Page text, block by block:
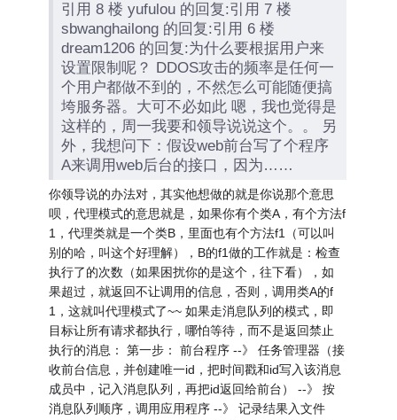
引用 8 楼 yufulou 的回复:引用 7 楼
sbwanghailong 的回复:引用 6 楼
dream1206 的回复:为什么要根据用户来
设置限制呢？ DDOS攻击的频率是任何一
个用户都做不到的，不然怎么可能随便搞
垮服务器。大可不必如此 嗯，我也觉得是
这样的，周一我要和领导说说这个。。 另
外，我想问下：假设web前台写了个程序
A来调用web后台的接口，因为……
你领导说的办法对，其实他想做的就是你说那个意思
呗，代理模式的意思就是，如果你有个类A，有个方法f
1，代理类就是一个类B，里面也有个方法f1（可以叫
别的哈，叫这个好理解），B的f1做的工作就是：检查
执行了的次数（如果困扰你的是这个，往下看），如
果超过，就返回不让调用的信息，否则，调用类A的f
1，这就叫代理模式了~~ 如果走消息队列的模式，即
目标让所有请求都执行，哪怕等待，而不是返回禁止
执行的消息： 第一步： 前台程序 --》 任务管理器（接
收前台信息，并创建唯一id，把时间戳和id写入该消息
成员中，记入消息队列，再把id返回给前台） --》 按
消息队列顺序，调用应用程序 --》 记录结果入文件